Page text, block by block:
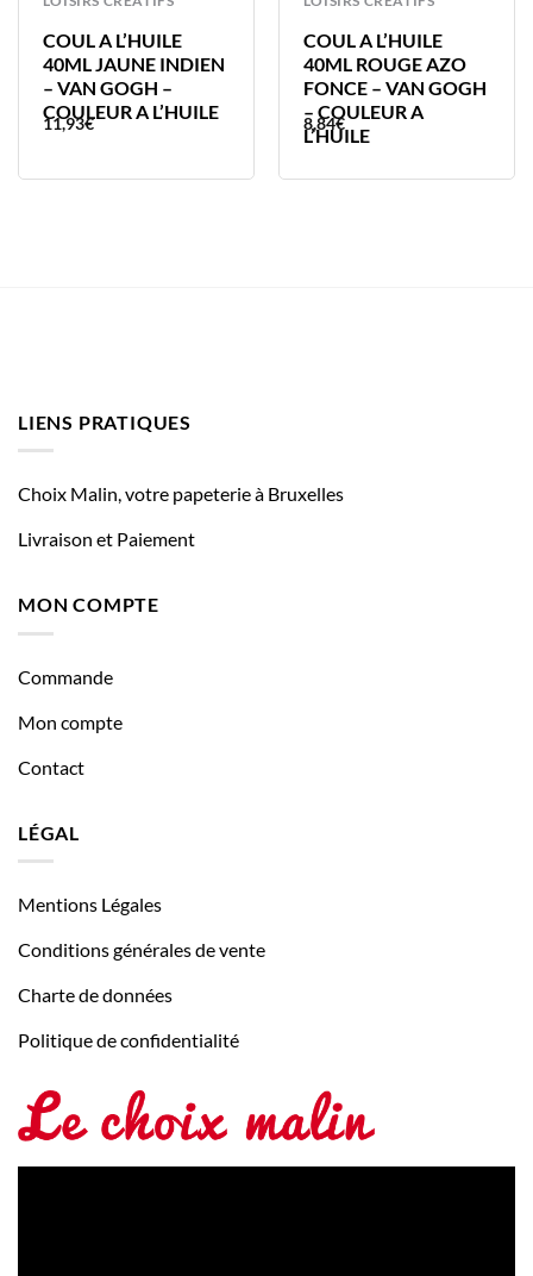
COUL A L’HUILE
40ML JAUNE INDIEN
– VAN GOGH –
COULEUR A L’HUILE
11,93€
COUL A L’HUILE
40ML ROUGE AZO
FONCE – VAN GOGH
– COULEUR A
L’HUILE
8,84€
LIENS PRATIQUES
Choix Malin, votre papeterie à Bruxelles
Livraison et Paiement
MON COMPTE
Commande
Mon compte
Contact
LÉGAL
Mentions Légales
Conditions générales de vente
Charte de données
Politique de confidentialité